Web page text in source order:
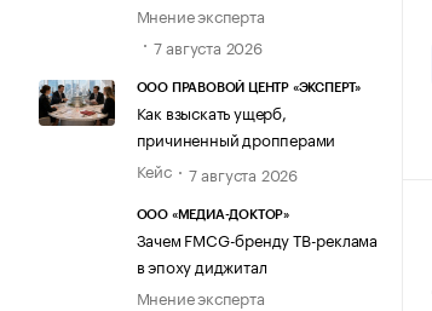
Мнение эксперта
7 августа 2026
ООО ПРАВОВОЙ ЦЕНТР «ЭКСПЕРТ»
Как взыскать ущерб,
причиненный дропперами
Кейс
7 августа 2026
ООО «МЕДИА-ДОКТОР»
Зачем FMCG-бренду ТВ-реклама
в эпоху диджитал
Мнение эксперта